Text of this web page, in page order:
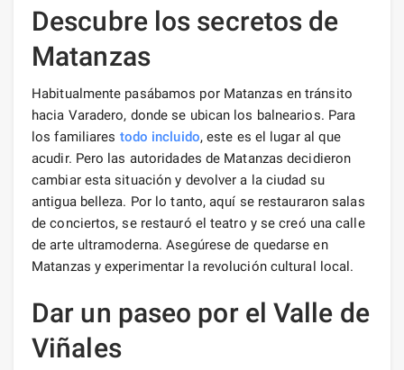
Descubre los secretos de
Matanzas
Habitualmente pasábamos por Matanzas en tránsito
hacia Varadero, donde se ubican los balnearios. Para
los familiares todo incluido, este es el lugar al que
acudir. Pero las autoridades de Matanzas decidieron
cambiar esta situación y devolver a la ciudad su
antigua belleza. Por lo tanto, aquí se restauraron salas
de conciertos, se restauró el teatro y se creó una calle
de arte ultramoderna. Asegúrese de quedarse en
Matanzas y experimentar la revolución cultural local.
Dar un paseo por el Valle de
Viñales